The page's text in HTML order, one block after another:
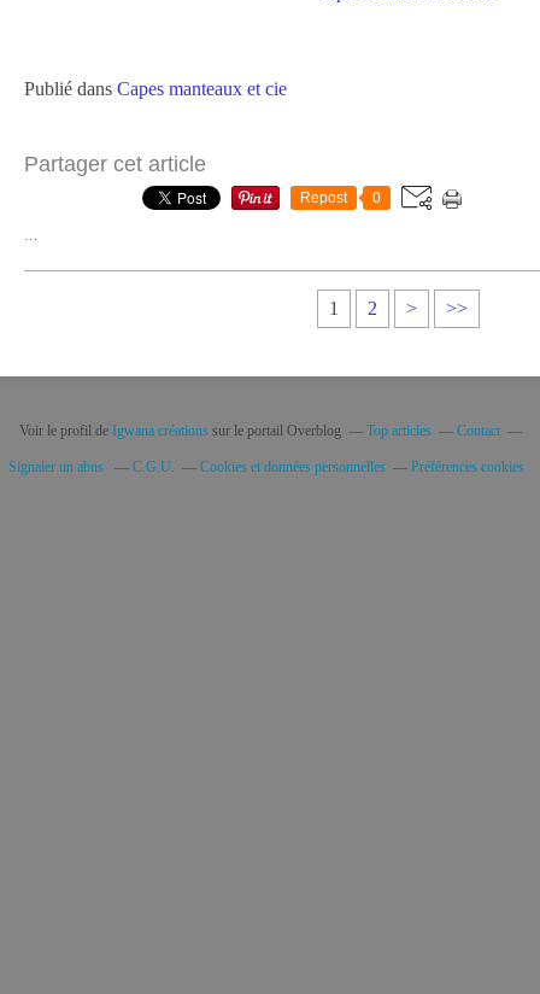
Publié dans Capes manteaux et cie
Partager cet article
Repost 0
1 2 > >>
Voir le profil de Igwana créationssur le portail Overblog Top articles Contact
Signaler un abus C.G.U. Cookies et données personnelles Préférences cookies